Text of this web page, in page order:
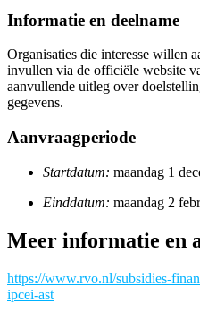
Informatie en deelname
Organisaties die interesse willen
invullen via de officiële website
aanvullende uitleg over
gegevens.
Aanvraagperiode
Startdatum: maandag 1
Einddatum: maandag 2
Meer informatie en
https://www.rvo.nl/subsidies-
ipcei-ast